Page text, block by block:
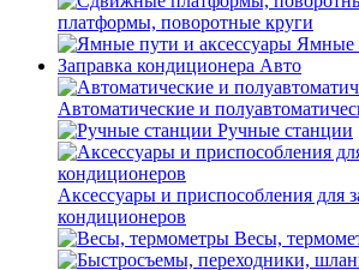
платформы, поворотные круги
Ямные
Заправка кондиционера Авто
Автоматические и
Ручные станции
Аксессуары и приспособления для
кондиционеров
Весы,